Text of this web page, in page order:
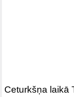
Ceturkšņa laikā